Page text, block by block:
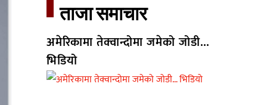
ताजा समाचार​
अमेरिकामा तेक्वान्दोमा जमेको जोडी…
भिडियो